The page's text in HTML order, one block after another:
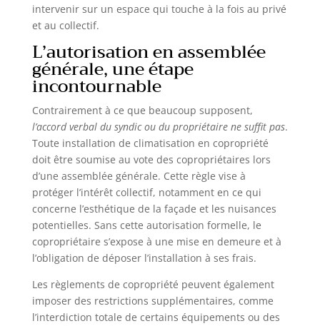
intervenir sur un espace qui touche à la fois au privé
et au collectif.
L’autorisation en assemblée
générale, une étape
incontournable
Contrairement à ce que beaucoup supposent,
l’accord verbal du syndic ou du propriétaire ne suffit pas.
Toute installation de climatisation en copropriété
doit être soumise au vote des copropriétaires lors
d’une assemblée générale. Cette règle vise à
protéger l’intérêt collectif, notamment en ce qui
concerne l’esthétique de la façade et les nuisances
potentielles. Sans cette autorisation formelle, le
copropriétaire s’expose à une mise en demeure et à
l’obligation de déposer l’installation à ses frais.
Les règlements de copropriété peuvent également
imposer des restrictions supplémentaires, comme
l’interdiction totale de certains équipements ou des